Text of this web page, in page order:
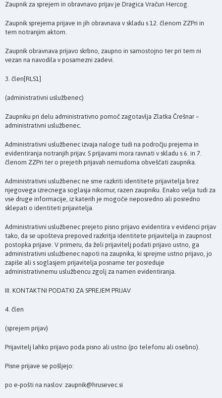
Zaupnik za sprejem in obravnavo prijav je Dragica Vračun Hercog.
Zaupnik sprejema prijave in jih obravnava v skladu s 12. členom ZZPri in
tem notranjim aktom.
Zaupnik obravnava prijavo skrbno, zaupno in samostojno ter pri tem ni
vezan na navodila v posamezni zadevi.
3. člen[RLS1]
(administrativni uslužbenec)
Zaupniku pri delu administrativno pomoč zagotavlja Zlatka Črešnar –
administrativni uslužbenec.
Administrativni uslužbenec izvaja naloge tudi na področju prejema in
evidentiranja notranjih prijav. S prijavami mora ravnati v skladu s 6. in 7.
členom ZZPri ter o prejetih prijavah nemudoma obveščati zaupnika.
Administrativni uslužbenec ne sme razkriti identitete prijavitelja brez
njegovega izrecnega soglasja nikomur, razen zaupniku. Enako velja tudi za
vse druge informacije, iz katerih je mogoče neposredno ali posredno
sklepati o identiteti prijavitelja.
Administrativni uslužbenec prejeto pisno prijavo evidentira v evidenci prijav
tako, da se upošteva prepoved razkritja identitete prijavitelja in zaupnost
postopka prijave. V primeru, da želi prijavitelj podati prijavo ustno, ga
administrativni uslužbenec napoti na zaupnika, ki sprejme ustno prijavo, jo
zapiše ali s soglasjem prijavitelja posname ter posreduje
administrativnemu uslužbencu zgolj za namen evidentiranja.
III. KONTAKTNI PODATKI ZA SPREJEM PRIJAV
4. člen
(sprejem prijav)
Prijavitelj lahko prijavo poda pisno ali ustno (po telefonu ali osebno).
Pisne prijave se pošljejo:
po e-pošti na naslov: zaupnik@hrusevec.si